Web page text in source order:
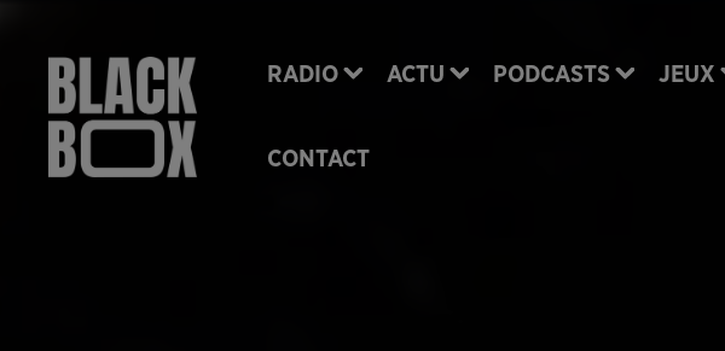
RADIO ACTU PODCASTS JEUX
CONTACT